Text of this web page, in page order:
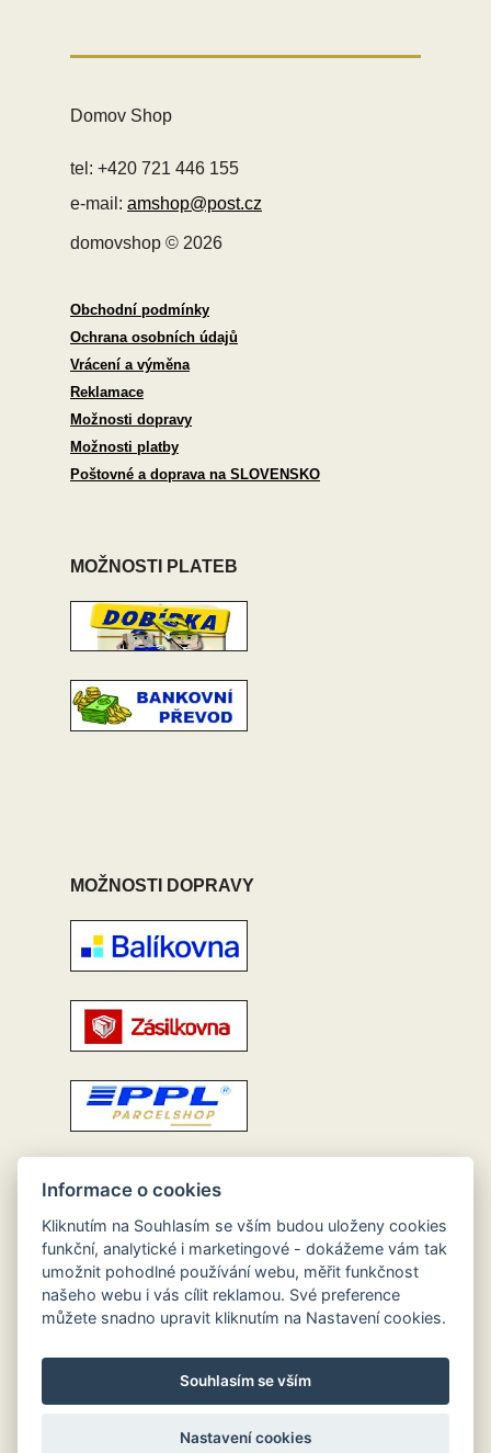
Domov Shop
tel: +420 721 446 155
e-mail: amshop@post.cz
domovshop © 2026
Obchodní podmínky
Ochrana osobních údajů
Vrácení a výměna
Reklamace
Možnosti dopravy
Možnosti platby
Poštovné a doprava na SLOVENSKO
MOŽNOSTI PLATEB
MOŽNOSTI DOPRAVY
Informace o cookies
Kliknutím na Souhlasím se vším budou uloženy cookies
funkční, analytické i marketingové - dokážeme vám tak
umožnit pohodlné používání webu, měřit funkčnost
našeho webu i vás cílit reklamou. Své preference
můžete snadno upravit kliknutím na Nastavení cookies.
Souhlasím se vším
Nastavení cookies